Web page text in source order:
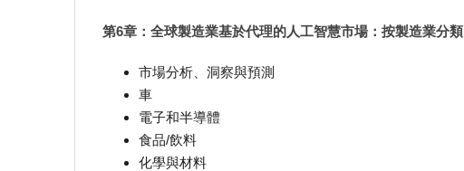
第6章：全球製造業基於代理的人工智慧市場：按製造業分類
市場分析、洞察與預測
車
電子和半導體
食品/飲料
化學與材料